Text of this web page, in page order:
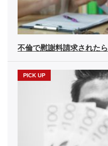
不倫で慰謝料請求されたら